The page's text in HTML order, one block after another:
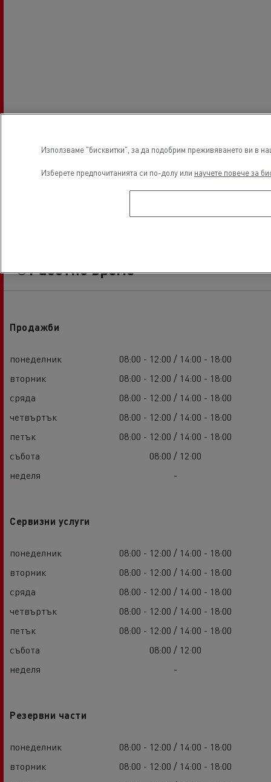
Работно време
Продажби
понеделник
08:00 - 12:00 / 14:00 - 18:00
вторник
08:00 - 12:00 / 14:00 - 18:00
сряда
08:00 - 12:00 / 14:00 - 18:00
четвъртък
08:00 - 12:00 / 14:00 - 18:00
петък
08:00 - 12:00 / 14:00 - 18:00
събота
08:00 / 12:00
неделя
-
Сервизни услуги
понеделник
08:00 - 12:00 / 14:00 - 18:00
вторник
08:00 - 12:00 / 14:00 - 18:00
сряда
08:00 - 12:00 / 14:00 - 18:00
четвъртък
08:00 - 12:00 / 14:00 - 18:00
петък
08:00 - 12:00 / 14:00 - 18:00
събота
08:00 / 12:00
неделя
-
Резервни части
понеделник
08:00 - 12:00 / 14:00 - 18:00
вторник
08:00 - 12:00 / 14:00 - 18:00
Използваме "бисквитки", за да подобрим преживяването ви в
Изберете предпочитанията си по-долу или научете повече за